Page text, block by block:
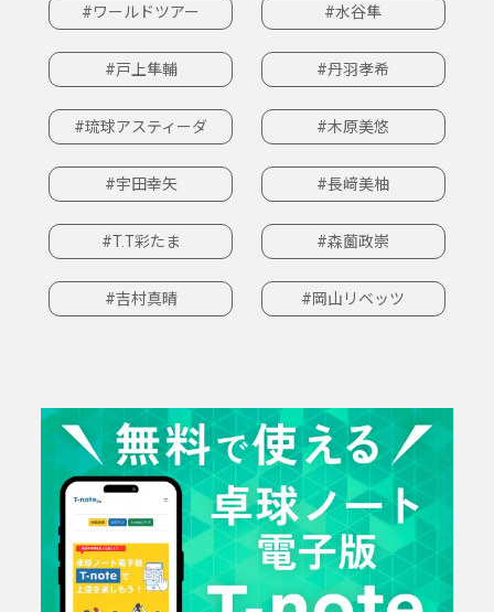
#ワールドツアー #水谷隼
#戸上隼輔 #丹羽孝希
#琉球アスティーダ #木原美悠
#宇田幸矢 #長﨑美柚
#T.T彩たま #森薗政崇
#吉村真晴 #岡山リベッツ